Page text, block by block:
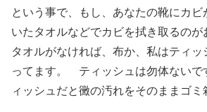
という事で、もし、あなたの靴にカ
いたタオルなどでカビを拭き取るのが
タオルがなければ、布か、私はティッ
ってます。 ティッシュは勿体ないで
ィッシュだと黴の汚れをそのままゴミ